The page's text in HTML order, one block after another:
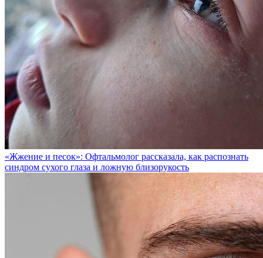
«Жжение и песок»: Офтальмолог рассказала, как распознать
синдром сухого глаза и ложную близорукость